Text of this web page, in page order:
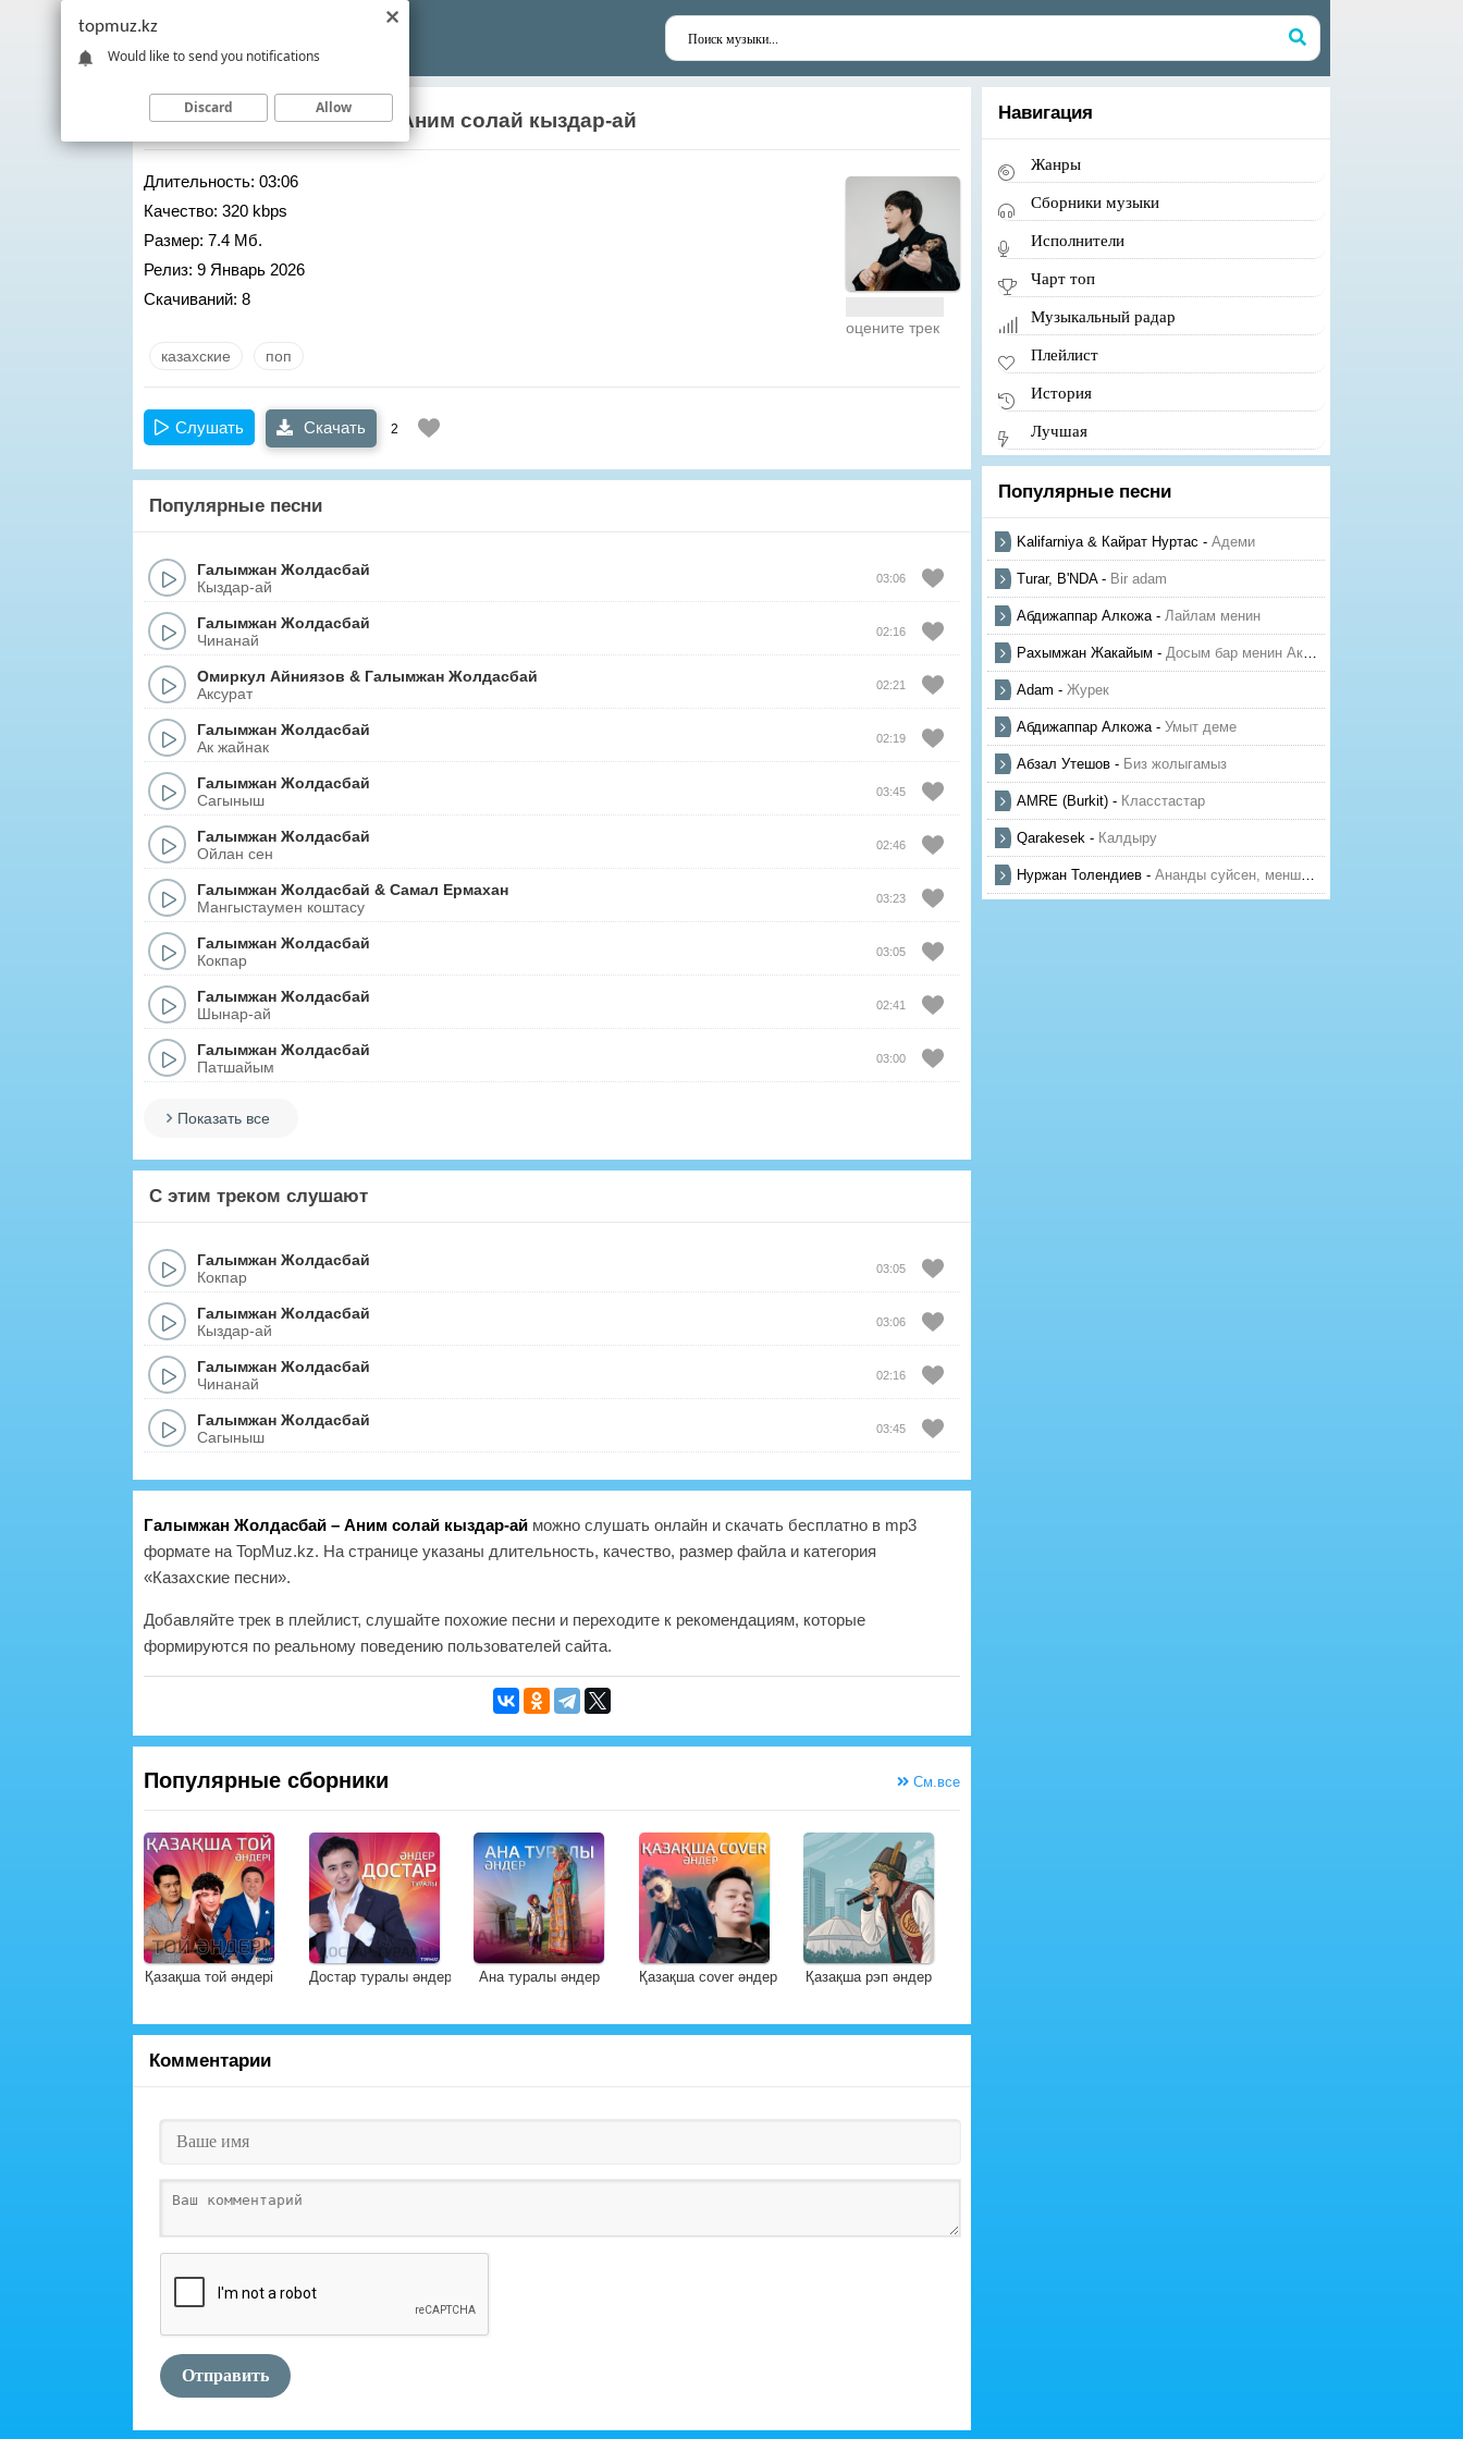
Галымжан Жолдасбай– Аним солай кыздар-ай
Длительность: 03:06
Качество: 320 kbps
Размер: 7.4 Мб.
Релиз: 9 Январь 2026
Скачиваний: 8
оцените трек
казахские поп
Слушать Скачать 2
Популярные песни
Галымжан Жолдасбай
Кыздар-ай
03:06
Галымжан Жолдасбай
Чинанай
02:16
Омиркул Айниязов & Галымжан Жолдасбай
Аксурат
02:21
Галымжан Жолдасбай
Ак жайнак
02:19
Галымжан Жолдасбай
Сагыныш
03:45
Галымжан Жолдасбай
Ойлан сен
02:46
Галымжан Жолдасбай & Самал Ермахан
Мангыстаумен коштасу
03:23
Галымжан Жолдасбай
Кокпар
03:05
Галымжан Жолдасбай
Шынар-ай
02:41
Галымжан Жолдасбай
Патшайым
03:00
Показать все
С этим треком слушают
Галымжан Жолдасбай
Кокпар
03:05
Галымжан Жолдасбай
Кыздар-ай
03:06
Галымжан Жолдасбай
Чинанай
02:16
Галымжан Жолдасбай
Сагыныш
03:45
Галымжан Жолдасбай – Аним солай кыздар-ай можно слушать онлайн и скачать бесплатно в mp3
формате на TopMuz.kz. На странице указаны длительность, качество, размер файла и категория
«Казахские песни».
Добавляйте трек в плейлист, слушайте похожие песни и переходите к рекомендациям, которые
формируются по реальному поведению пользователей сайта.
Популярные сборники См.все
Қазақша той әндері Достар туралы әндер Ана туралы әндер Қазақша cover әндер Қазақша рэп әндер
Комментарии
Отправить
Навигация
Жанры
Сборники музыки
Исполнители
Чарт топ
Музыкальный радар
Плейлист
История
Лучшая
Популярные песни
Kalifarniya & Кайрат Нуртас - Адеми
Turar, B'NDA- Bir adam
Абдижаппар Алкожа- Лайлам менин
Рахымжан Жакайым - Досым бар менин Актауда
Adam - Журек
Абдижаппар Алкожа- Умыт деме
Абзал Утешов - Биз жолыгамыз
AMRE (Burkit) - Класстастар
Qarakesek - Калдыру
Нуржан Толендиев - Ананды суйсен, менше суй
topmuz.kz
Would like to send you notifications
Discard Allow